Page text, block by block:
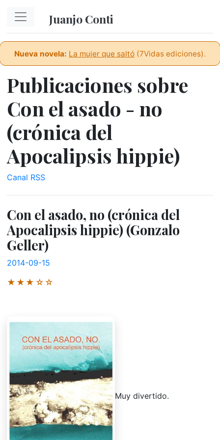
Juanjo Conti
Nueva novela: La mujer que saltó (7Vidas ediciones).
Publicaciones sobre
Con el asado - no
(crónica del
Apocalipsis hippie)
Canal RSS
Con el asado, no (crónica del
Apocalipsis hippie) (Gonzalo
Geller)
2014-09-15
★★★☆☆
Muy divertido.